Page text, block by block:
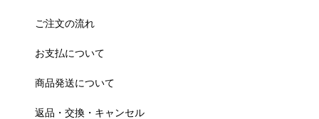
ご注文の流れ
お支払について
商品発送について
返品・交換・キャンセル